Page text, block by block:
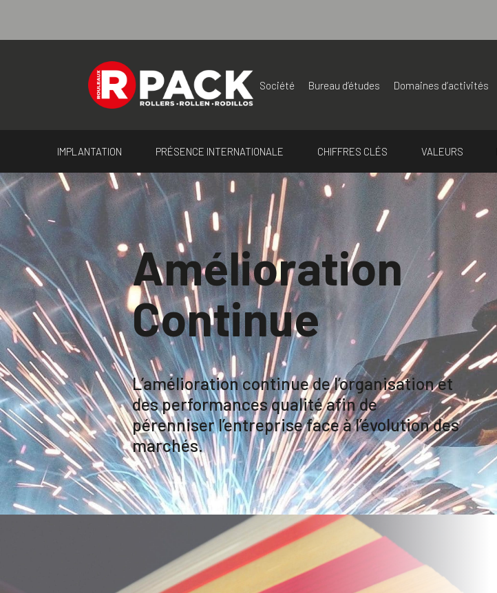
Société Bureau d’études Domaines d’activités
IMPLANTATION PRÉSENCE INTERNATIONALE CHIFFRES CLÉS VALEURS
Amélioration
Continue
L’amélioration continue de l’organisation et
des performances qualité afin de
pérenniser l’entreprise face à l’évolution des
marchés.